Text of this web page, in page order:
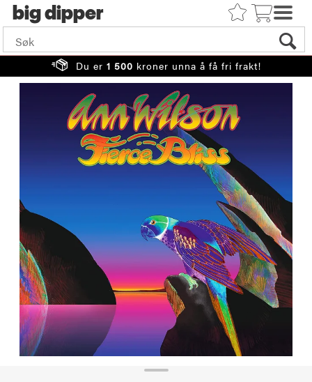
big
Du er 1 500 kroner unna å få fri frakt!